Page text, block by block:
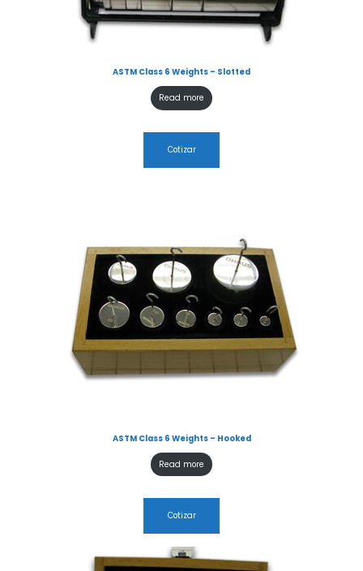
ASTM Class 6 Weights – Slotted
Read more
Cotizar
ASTM Class 6 Weights – Hooked
Read more
Cotizar